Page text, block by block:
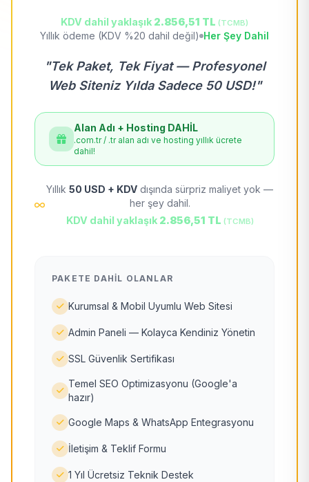
KDV dahil yaklaşık 2.856,51 TL (TCMB)
Yıllık ödeme (KDV %20 dahil değil) Her Şey Dahil
"Tek Paket, Tek Fiyat — Profesyonel
Web Siteniz Yılda Sadece 50 USD!"
Alan Adı + Hosting DAHİL
.com.tr / .tr alan adı ve hosting yıllık ücrete
dahil!
Yıllık 50 USD + KDV dışında sürpriz maliyet yok —
her şey dahil.
KDV dahil yaklaşık 2.856,51 TL (TCMB)
PAKETE DAHIL OLANLAR
Kurumsal & Mobil Uyumlu Web Sitesi
Admin Paneli — Kolayca Kendiniz Yönetin
SSL Güvenlik Sertifikası
Temel SEO Optimizasyonu (Google'a
hazır)
Google Maps & WhatsApp Entegrasyonu
İletişim & Teklif Formu
1 Yıl Ücretsiz Teknik Destek